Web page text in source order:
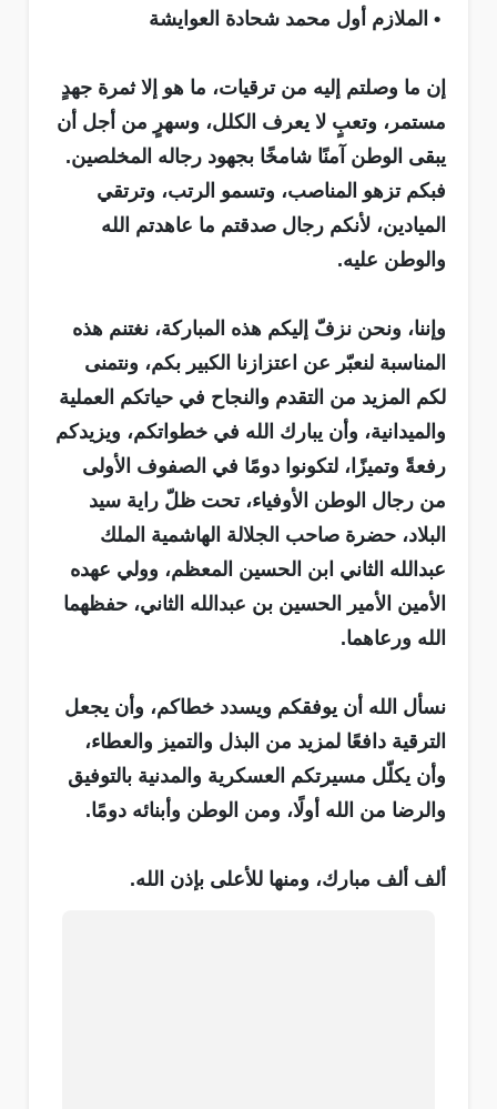
• الملازم أول محمد شحادة العوايشة
إن ما وصلتم إليه من ترقيات، ما هو إلا ثمرة جهدٍ
مستمر، وتعبٍ لا يعرف الكلل، وسهرٍ من أجل أن
يبقى الوطن آمنًا شامخًا بجهود رجاله المخلصين.
فبكم تزهو المناصب، وتسمو الرتب، وترتقي
الميادين، لأنكم رجال صدقتم ما عاهدتم الله
والوطن عليه.
وإننا، ونحن نزفّ إليكم هذه المباركة، نغتنم هذه
المناسبة لنعبّر عن اعتزازنا الكبير بكم، ونتمنى
لكم المزيد من التقدم والنجاح في حياتكم العملية
والميدانية، وأن يبارك الله في خطواتكم، ويزيدكم
رفعةً وتميزًا، لتكونوا دومًا في الصفوف الأولى
من رجال الوطن الأوفياء، تحت ظلّ راية سيد
البلاد، حضرة صاحب الجلالة الهاشمية الملك
عبدالله الثاني ابن الحسين المعظم، وولي عهده
الأمين الأمير الحسين بن عبدالله الثاني، حفظهما
الله ورعاهما.
نسأل الله أن يوفقكم ويسدد خطاكم، وأن يجعل
الترقية دافعًا لمزيد من البذل والتميز والعطاء،
وأن يكلّل مسيرتكم العسكرية والمدنية بالتوفيق
والرضا من الله أولًا، ومن الوطن وأبنائه دومًا.
ألف ألف مبارك، ومنها للأعلى بإذن الله.